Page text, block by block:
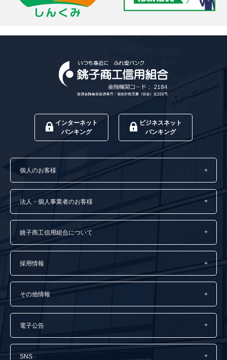
インターネット
バンキング
ビジネスネット
バンキング
個人のお客様
法人・個人事業者のお客様
銚子商工信用組合について
採用情報
その他情報
電子公告
SNS